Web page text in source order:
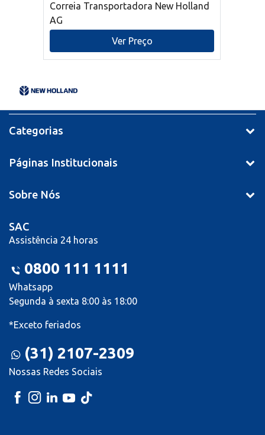
Correia Transportadora New Holland
AG
Ver Preço
Categorias
Páginas Institucionais
Sobre Nós
SAC
Assistência 24 horas
0800 111 1111
Whatsapp
Segunda à sexta 8:00 às 18:00
*Exceto feriados
(31) 2107-2309
Nossas Redes Sociais